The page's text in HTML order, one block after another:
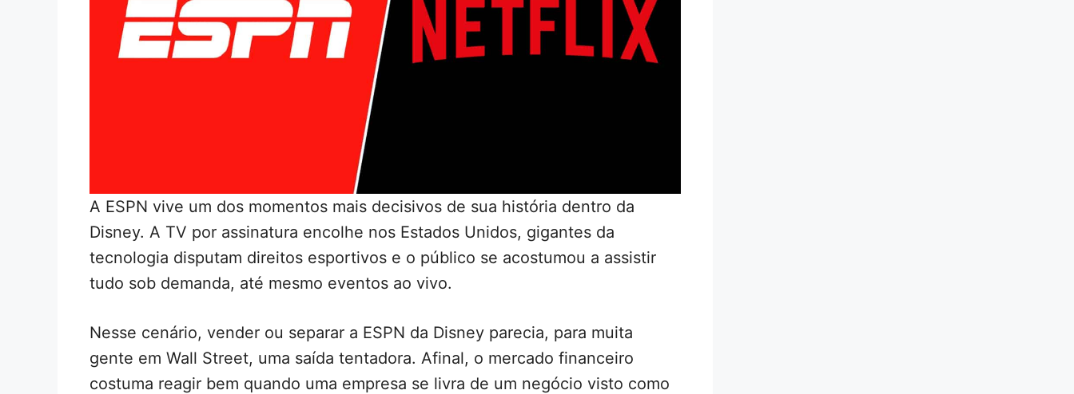
A ESPN vive um dos momentos mais decisivos de sua história dentro da
Disney. A TV por assinatura encolhe nos Estados Unidos, gigantes da
tecnologia disputam direitos esportivos e o público se acostumou a assistir
tudo sob demanda, até mesmo eventos ao vivo.
Nesse cenário, vender ou separar a ESPN da Disney parecia, para muita
gente em Wall Street, uma saída tentadora. Afinal, o mercado financeiro
costuma reagir bem quando uma empresa se livra de um negócio visto como